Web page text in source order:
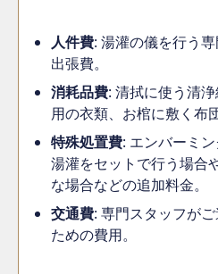
人件費: 湯灌の儀を行う
出張費。
消耗品費: 清拭に使う清
用の衣類、お棺に敷く布
特殊処置費: エンバーミ
湯灌をセットで行う場合
な場合などの追加料金。
交通費: 専門スタッフが
ための費用。